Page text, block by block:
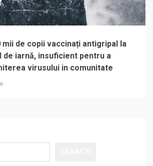
mii de copii vaccinați antigripal la
de iarnă, insuficient pentru a
virusului in comunitate